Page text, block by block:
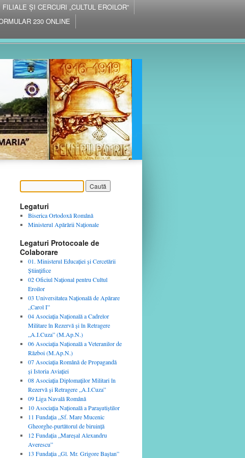
FILIALE ȘI CERCURI „CULTUL EROILOR”
230 ONLINE
Legaturi
Biserica Ortodoxă Română
Ministerul Apărării Naţionale
Legaturi Protocoale de
Colaborare
01. Ministerul Educaţiei şi Cercetării
Ştiinţifice
02 Oficiul Naţional pentru Cultul
Eroilor
03 Universitatea Naţională de Apărare
„Carol I”
04 Asociaţia Naţională a Cadrelor
Militare în Rezervă şi în Retragere
„A.I.Cuza” (M.Ap.N.)
06 Asociaţia Naţională a Veteranilor de
Război (M.Ap.N.)
07 Asociaţia Română de Propagandă
şi Istoria Aviaţiei
08 Asociaţia Diplomaţilor Militari în
Rezervă şi Retragere „A.I.Cuza”
09 Liga Navală Română
10 Asociaţia Naţională a Paraşutiştilor
11 Fundaţia „Sf. Mare Mucenic
Gheorghe-purtătorul de biruinţă
12 Fundaţia „Mareşal Alexandru
Averescu”
13 Fundaţia „Gl. Mr. Grigore Baştan”